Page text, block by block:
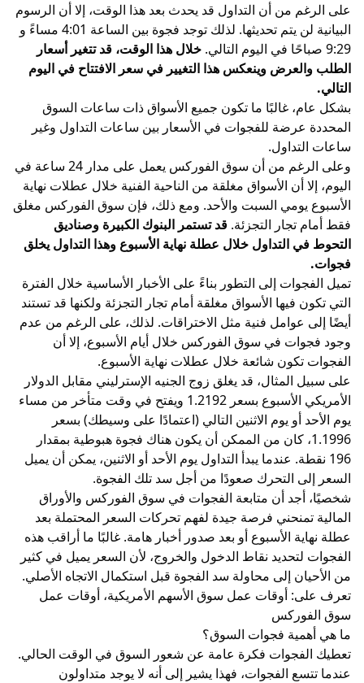
على الرغم من أن التداول قد يحدث بعد هذا الوقت، إلا أن الرسوم
البيانية
لن يتم تحديثها. لذلك توجد فجوة بين الساعة 4:01 مساءً و
9:29 صباحًا في اليوم التالي.
خلال هذا الوقت، قد تتغير أسعار
الطلب والعرض وينعكس هذا التغيير في سعر الافتتاح في اليوم
التالي.
بشكل عام، غالبًا ما تكون جميع الأسواق ذات ساعات السوق
المحددة عرضة للفجوات في الأسعار بين ساعات التداول وغير
ساعات التداول.
وعلى الرغم من أن سوق الفوركس يعمل على مدار 24 ساعة في
اليوم، إلا أن الأسواق مغلقة من الناحية الفنية خلال عطلات نهاية
الأسبوع يومي السبت والأحد. ومع ذلك، فإن سوق الفوركس مغلق
فقط أمام تجار التجزئة. قد تستمر البنوك الكبيرة وصناديق
التحوط في التداول خلال عطلة نهاية الأسبوع وهذا التداول يخلق
فجوات.
تميل الفجوات إلى التطور بناءً على الأخبار الأساسية خلال الفترة
التي تكون فيها الأسواق مغلقة أمام تجار التجزئة ولكنها قد تستند
أيضًا إلى عوامل فنية مثل الاختراقات. لذلك، على الرغم من عدم
وجود فجوات في سوق الفوركس خلال أيام الأسبوع، إلا أن
الفجوات تكون شائعة خلال عطلات نهاية الأسبوع.
على سبيل المثال، قد يغلق زوج الجنيه الإسترليني مقابل الدولار
الأمريكي
الأسبوع بسعر 1.2192 ويفتح في وقت متأخر من مساء
يوم الأحد أو يوم الاثنين التالي (اعتمادًا على وسيطك) بسعر
1.1996، كان من الممكن أن يكون هناك فجوة هبوطية بمقدار
196 نقطة. عندما يبدأ التداول يوم الأحد أو الاثنين، يمكن أن يميل
السعر إلى التحرك صعودًا من أجل سد تلك الفجوة.
شخصيًا، أجد أن متابعة الفجوات في سوق الفوركس والأوراق
المالية تمنحني فرصة جيدة لفهم تحركات السعر المحتملة بعد
عطلة نهاية الأسبوع أو بعد صدور أخبار هامة. غالبًا ما أراقب هذه
الفجوات لتحديد نقاط الدخول والخروج، لأن السعر يميل في كثير
من الأحيان إلى محاولة سد الفجوة قبل استكمال الاتجاه الأصلي.
تعرف على: أوقات عمل سوق الأسهم الأمريكية، أوقات عمل
سوق الفوركس
ما هي أهمية فجوات السوق؟
تعطيك الفجوات فكرة عامة عن شعور السوق في الوقت الحالي.
عندما تتسع الفجوات، فهذا يشير إلى أنه لا يوجد متداولون